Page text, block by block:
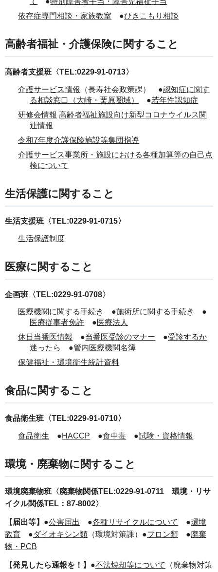
依存症専門相談・家族教室 ●ひきこもり相談
高齢者福祉・介護保険に関すること
高齢者支援班〈TEL:0229-91-0713〉
介護サービス情報 （長寿社会政策課） ●認知症に関す
る相談窓口（大崎・栗原圏域）
●若年性認知症
研修会情報 高齢者福祉施設向け新型コロナウイルス関
連情報
令和7年度介護保険施設等集団指導
介護サービス事業所・施設における各種加算等の自己点
検について
生活保護に関すること
生活支援班〈TEL:0229-91-0715〉
生活保護制度
医療に関すること
企画班〈TEL:0229-91-0708〉
医療機関に関する手続き ●施術所に関する手続き
●
医療従事者免許 ●医療法人
休日当番医情報
●当番医受診のマナー ●受診するか
迷ったら
●管内医療機関名簿
保健福祉・環境衛生統計資料
食品に関すること
食品衛生班〈TEL:0229-91-0710〉
食品衛生 ●HACCP ●食中毒 ●試験・資格情報
環境・廃棄物に関すること
環境廃棄物班〈廃棄物関係TEL:0229-91-0711 環境・リサ
イクル関係TEL：87-8002〉
【届出等】 ●公害届出 ●各種リサイクルについて ●環境
教育 ●ダイオキシン類 （環境対策課）●フロン類 ●廃棄
物・PCB
【発見したら通報を！】 ●不法焼却等について
（廃棄物対策